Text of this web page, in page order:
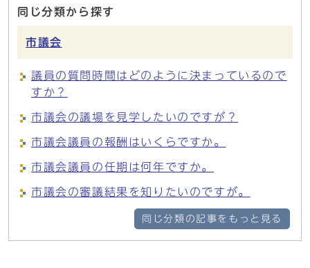
同じ分類から探す
市議会
議員の質問時間はどのように決まっているので
すか？
市議会の議場を見学したいのですが？
市議会議員の報酬はいくらですか。
市議会議員の任期は何年ですか。
市議会の審議結果を知りたいのですが。
同じ分類の記事をもっと見る